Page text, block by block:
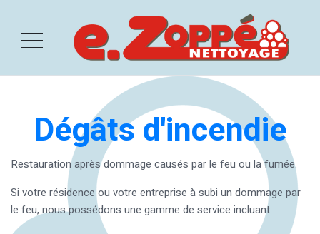
Dégâts d'incendie
Restauration après dommage causés par le feu ou la fumée.
Si votre résidence ou votre entreprise à subi un dommage par
le feu, nous possédons une gamme de service incluant: